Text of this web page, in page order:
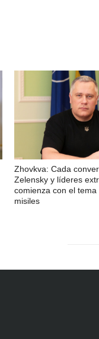
Zhovkva: Cada
Zelensky y líderes
comienza con el tema
misiles